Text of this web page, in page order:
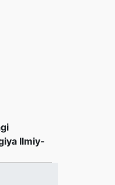
Ilmiy-